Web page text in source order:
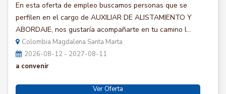
En esta oferta de empleo buscamos personas que se
perfilen en el cargo de AUXILIAR DE ALISTAMIENTO Y
ABORDAJE, nos gustaría acompañarte en tu camino l...
Colombia Magdalena Santa Marta
2026-08-12 - 2027-08-11
a convenir
Ver Oferta